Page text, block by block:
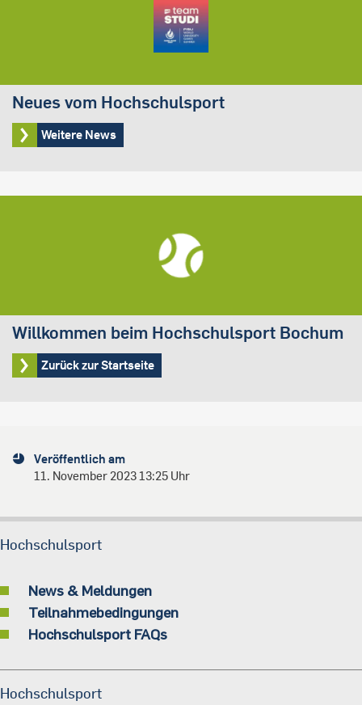
Neues vom Hochschulsport
Weitere News
Willkommen beim Hochschulsport Bochum
Zurück zur Startseite
Veröffentlich am
11. November 2023 13:25 Uhr
Hochschulsport
News & Meldungen
Teilnahmebedingungen
Hochschulsport FAQs
Hochschulsport